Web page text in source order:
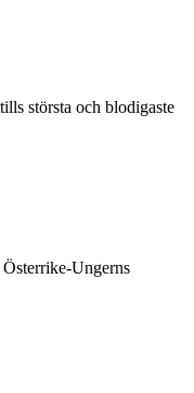
största och blodigaste
Ungerns